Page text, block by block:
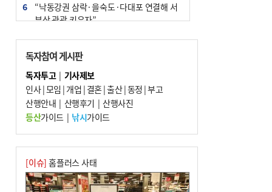
6
“낙동강권 삼락·을숙도·다대포 연결해 서
부산 관광 키우자”
7
부울경 주말부터 비소식…‘극한 폭염’ 한풀
꺾일 듯
8
피란마을 67년 역사인데…전교생 24명 아
미초 통폐합 기로
9
외국인 선원 ‘인신매매 경유지’ 된 부산…
우려가 현실로
10 수사독점 책임 커진 경찰, 방치사건 해결 부
랴부랴 속도전
독자참여 게시판
독자투고| 기사제보
인사|모임 | 개업 | 결혼|출산|동정 |부고
산행안내 | 산행후기 | 산행사진
등산가이드| 낚시가이드
[이슈] 홈플러스 사태